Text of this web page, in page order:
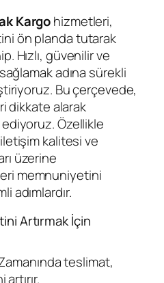
Kargohizmetleri,
ön planda tutarak
Hızlı, güvenilir ve
adına sürekli
Bu çerçevede,
dikkate alarak
Özellikle
kalitesi ve
üzerine
memnuniyetini
adımlardır.
Artırmak İçin
teslimat,